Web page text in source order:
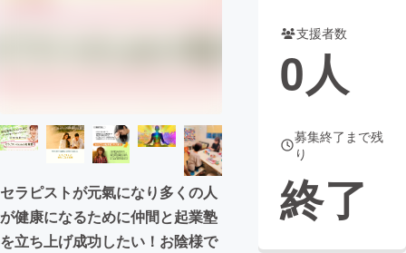
CAMPFIRE Creation
コミュニティ
セラピストが元氣になり多くの人
が健康になるために仲間と起業塾
を立ち上げ成功したい！お陰様で
支援者数
0人
募集終了まで残
り
終了